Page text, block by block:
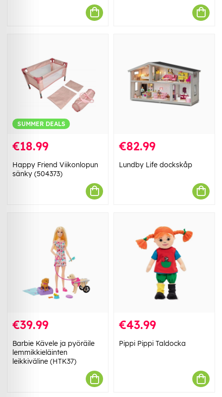
SUMMER DEALS
€18.99
Happy Friend Viikonlopun
sänky (504373)
€82.99
Lundby Life dockskåp
€39.99
Barbie Kävele ja pyöräile
lemmikkieläinten
leikkiväline (HTK37)
€43.99
Pippi Pippi Taldocka